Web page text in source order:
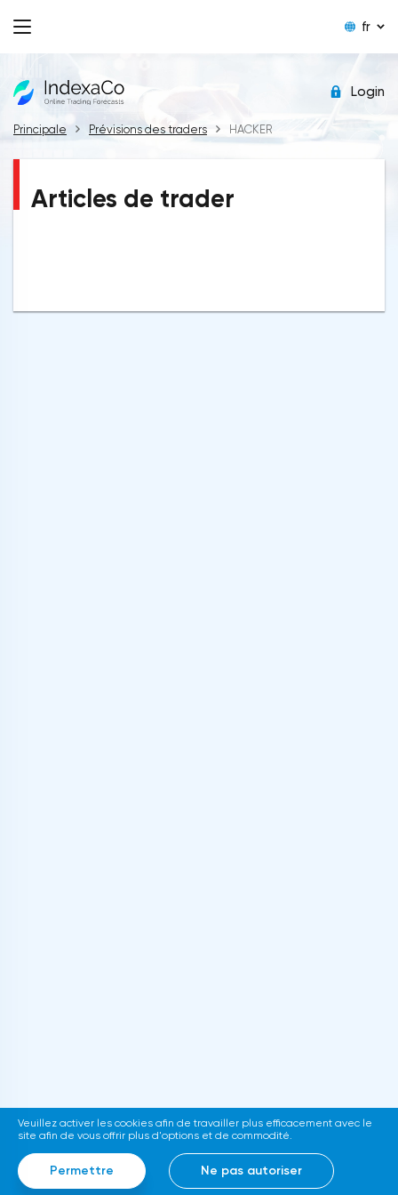
fr
Login
Principale Prévisions des traders HACKER
Articles de trader
Veuillez activer les cookies afin de travailler plus efficacement avec le
site afin de vous offrir plus d'options et de commodité.
Permettre Ne pas autoriser